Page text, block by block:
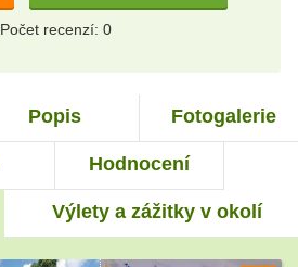
Počet recenzí: 0
Popis Fotogalerie
Hodnocení
Výlety a zážitky v okolí